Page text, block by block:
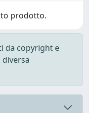
prodotto.
da copyright e